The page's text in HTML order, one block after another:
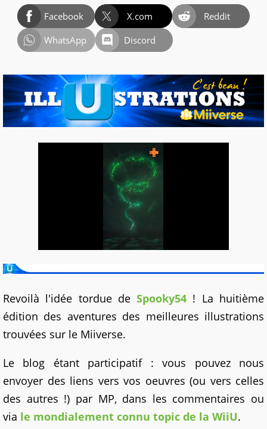
Facebook X.com
Reddit
WhatsApp
Discord
Revoilà l'idée tordue deSpooky54 ! La huitième
édition des aventures des meilleures illustrations
trouvées sur le Miiverse.
Le blog étant participatif : vous pouvez nous
envoyer des liens vers vos oeuvres (ou vers celles
des autres !) par MP, dans les commentaires ou
via le mondialement connu topic de la WiiU.